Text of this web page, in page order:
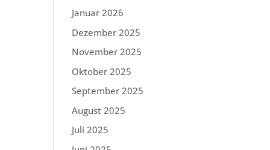
Januar 2026
Dezember 2025
November 2025
Oktober 2025
September 2025
August 2025
Juli 2025